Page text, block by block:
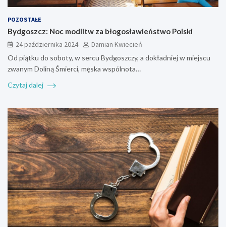
POZOSTAŁE
Bydgoszcz: Noc modlitw za błogosławieństwo Polski
24 października 2024
Damian Kwiecień
Od piątku do soboty, w sercu Bydgoszczy, a dokładniej w miejscu
zwanym Doliną Śmierci, męska wspólnota…
Czytaj dalej